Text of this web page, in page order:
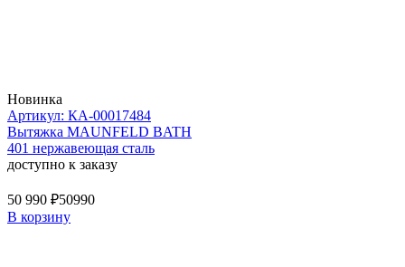
Новинка
Артикул: КА-00017484
Вытяжка MAUNFELD BATH
401 нержавеющая сталь
доступно к заказу
50 990 ₽50990
В корзину